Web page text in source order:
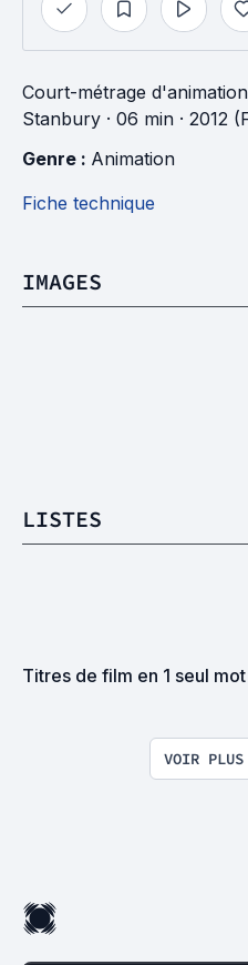
Court-métrage d'animation
Stanbury · 06 min · 2012
Genre : Animation
Fiche technique
IMAGES
LISTES
Titres de film en 1 seul mot
VOIR